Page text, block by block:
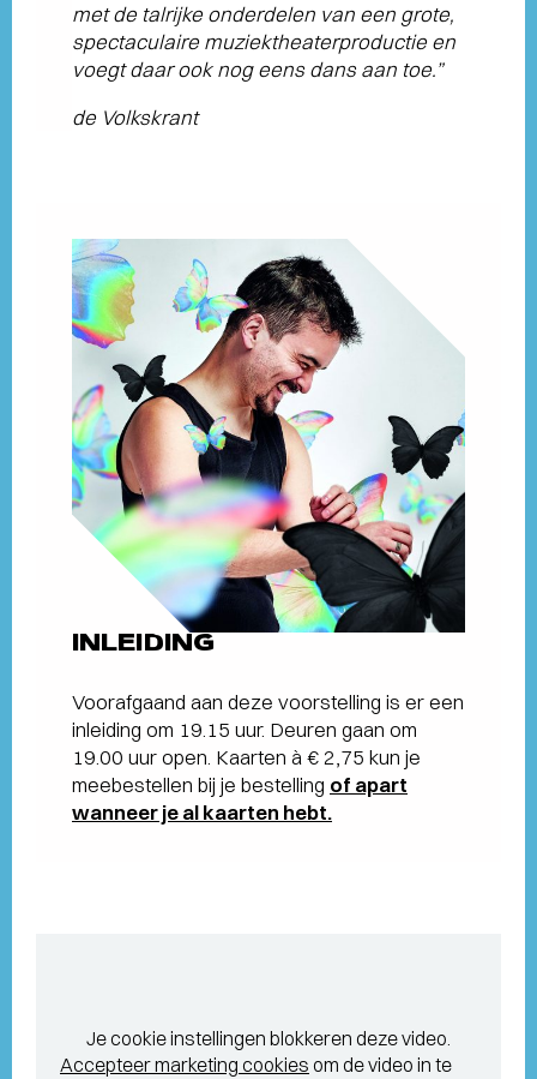
met de talrijke onderdelen van een grote,
spectaculaire muziektheaterproductie en
voegt daar ook nog eens dans aan toe.”
de Volkskrant
INLEIDING
Voorafgaand aan deze voorstelling is er een
inleiding om 19.15 uur. Deuren gaan om
19.00 uur open. Kaarten à € 2,75 kun je
meebestellen bij je bestelling of apart
wanneer je al kaarten hebt.
Je cookie instellingen blokkeren deze video.
Accepteer marketing cookies om de video in te